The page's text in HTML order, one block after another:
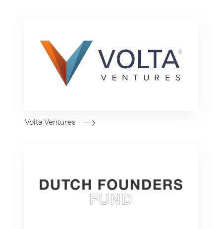
Volta Ventures